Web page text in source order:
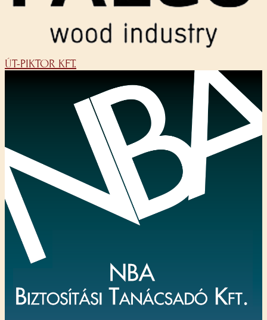
ÚT-PIKTOR KFT.